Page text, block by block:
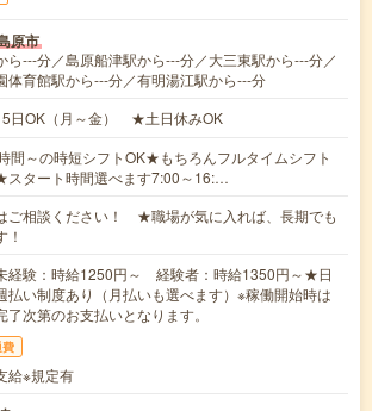
原市
ら---分／島原船津駅から---分／大三東駅から---分／
体育館駅から---分／有明湯江駅から---分
5日OK（月～金） ★土日休みOK
間～の時短シフトOK★もちろんフルタイムシフト
スタート時間選べます7:00～16:…
ご相談ください！ ★職場が気に入れば、長期でも
！
経験：時給1250円～ 経験者：時給1350円～★日
払い制度あり（月払いも選べます）※稼働開始時は
了次第のお支払いとなります。
給※規定有